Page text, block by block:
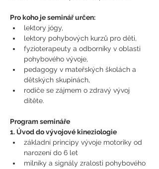
Pro koho je seminář určen:
lektory jógy,
lektory pohybových kurzů pro děti,
fyzioterapeuty a odborníky v oblasti
pohybového vývoje,
pedagogy v mateřských školách a
dětských skupinách,
rodiče se zájmem o zdravý vývoj
dítěte.
Program semináře
1. Úvod do vývojové kineziologie
základní principy vývoje motoriky od
narození do 6 let
milníky a signály zralosti pohybového